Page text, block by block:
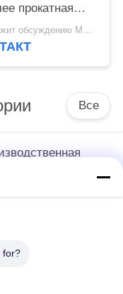
прокатная
/
Подлежит обсуждению MOQ:1 набор
Все
проекты
for?